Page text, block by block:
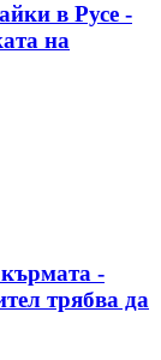
в Русе -
на
-
трябва да